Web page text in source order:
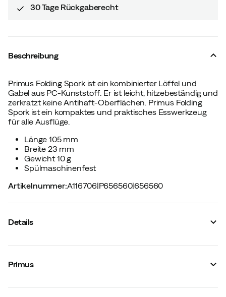
30 Tage Rückgaberecht
Beschreibung
Primus Folding Spork ist ein kombinierter Löffel und
Gabel aus PC-Kunststoff. Er ist leicht, hitzebeständig und
zerkratzt keine Antihaft-Oberflächen. Primus Folding
Spork ist ein kompaktes und praktisches Esswerkzeug
für alle Ausflüge.
Länge 105 mm
Breite 23 mm
Gewicht 10 g
Spülmaschinenfest
Artikelnummer:A116706|P656560|656560
Details
Hergestellt in
Primus